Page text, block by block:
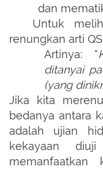
dan
Untuk
renungkan arti
Artinya: “
ditanyai
(yang
Jika kita
bedanya antara
adalah ujian
kekayaan
memanfaatkan